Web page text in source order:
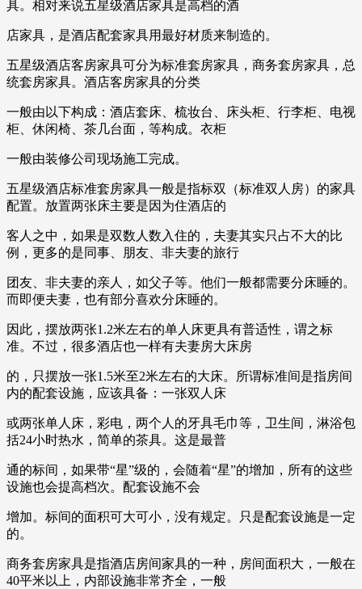
具。相对来说五星级酒店家具是高档的酒
店家具，是酒店配套家具用最好材质来制造的。
五星级酒店客房家具可分为标准套房家具，商务套房家具，总
统套房家具。酒店客房家具的分类
一般由以下构成：酒店套床、梳妆台、床头柜、行李柜、电视
柜、休闲椅、茶几台面，等构成。衣柜
一般由装修公司现场施工完成。
五星级酒店标准套房家具一般是指标双（标准双人房）的家具
配置。放置两张床主要是因为住酒店的
客人之中，如果是双数人数入住的，夫妻其实只占不大的比
例，更多的是同事、朋友、非夫妻的旅行
团友、非夫妻的亲人，如父子等。他们一般都需要分床睡的。
而即便夫妻，也有部分喜欢分床睡的。
因此，摆放两张1.2米左右的单人床更具有普适性，谓之标
准。不过，很多酒店也一样有夫妻房大床房
的，只摆放一张1.5米至2米左右的大床。所谓标准间是指房间
内的配套设施，应该具备：一张双人床
或两张单人床，彩电，两个人的牙具毛巾等，卫生间，淋浴包
括24小时热水，简单的茶具。这是最普
通的标间，如果带“星”级的，会随着“星”的增加，所有的这些
设施也会提高档次。配套设施不会
增加。标间的面积可大可小，没有规定。只是配套设施是一定
的。
商务套房家具是指酒店房间家具的一种，房间面积大，一般在
40平米以上，内部设施非常齐全，一般